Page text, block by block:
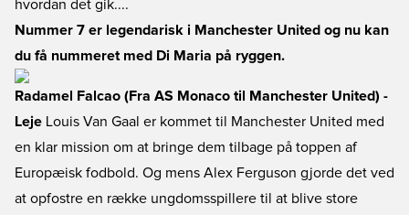
hvordan det gik....
Nummer 7 er legendarisk i Manchester United og nu kan
du få nummeret med Di Maria på ryggen.
Radamel Falcao (Fra AS Monaco til Manchester United) -
Leje Louis Van Gaal er kommet til Manchester United med
en klar mission om at bringe dem tilbage på toppen af
Europæisk fodbold. Og mens Alex Ferguson gjorde det ved
at opfostre en række ungdomsspillere til at blive store